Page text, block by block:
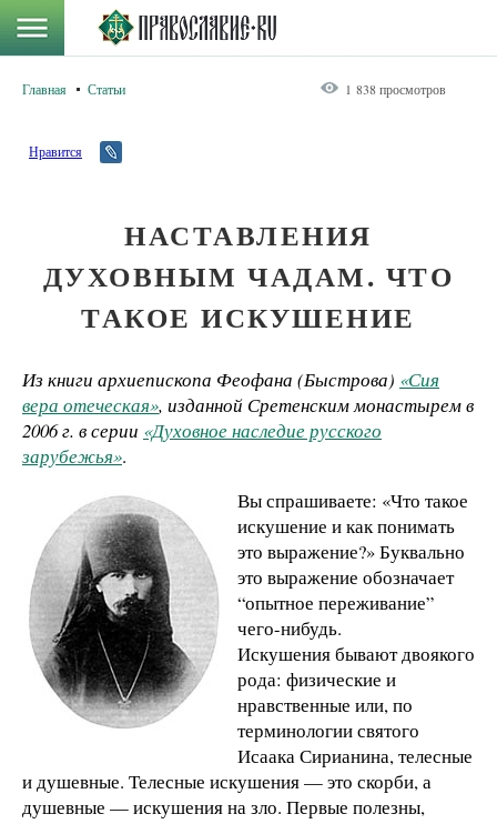
Главная Статьи 1 838 просмотров
Нравится
НАСТАВЛЕНИЯ
ДУХОВНЫМ ЧАДАМ. ЧТО
ТАКОЕ ИСКУШЕНИЕ
Из книги архиепископа Феофана (Быстрова) «Сия
вера отеческая», изданной Сретенским монастырем в
2006 г. в серии «Духовное наследие русского
зарубежья».
Вы спрашиваете: «Что такое
искушение и как понимать
это выражение?» Буквально
это выражение обозначает
“опытное переживание”
чего-нибудь.
Искушения бывают двоякого
рода: физические и
нравственные или, по
терминологии святого
Исаака Сирианина, телесные
и душевные. Телесные искушения — это скорби, а
душевные — искушения на зло. Первые полезны,